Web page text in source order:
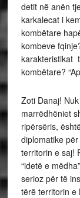
detit në anën
karkalecat i
kombëtare
kombeve
karakteristikat
kombëtare?
Zoti Danaj!
marrëdhëniet
ripërsëris,
diplomatike
territorin e saj!
“idetë e
serioz për të
tërë territorin e